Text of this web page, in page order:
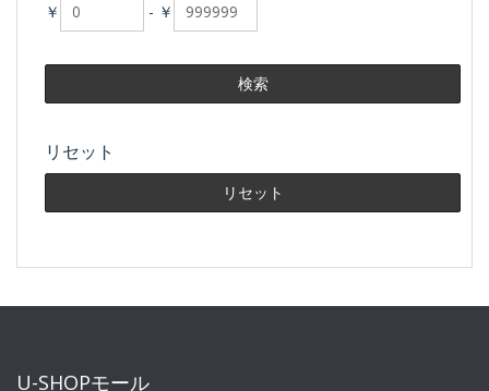
￥ - ￥
リセット
U-SHOPモール